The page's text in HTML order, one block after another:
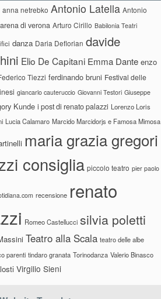
anna netrebko Antonio Latella Antonio
arena di verona Arturo Cirillo Babilonia Teatri
danza Daria Deflorian davide
Elio De Capitani Emma Dante enzo
Tiezzi ferdinando bruni Festival delle
giancarlo cauteruccio Giovanni Testori Giuseppe
Kunde i post di renato palazzi Lorenzo Loris
Lucia Calamaro Marcido Marcidorjs e Famosa Mimosa
maria grazia gregori
consiglia piccolo teatro pier paolo
recensione renato
Romeo Castellucci silvia poletti
Teatro alla Scala teatro delle albe
parenti tindaro granata Torinodanza Valerio Binasco
Virgilio Sieni